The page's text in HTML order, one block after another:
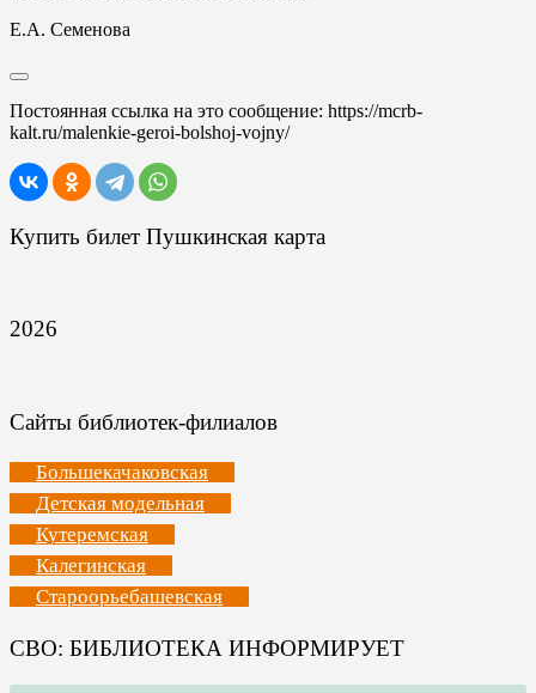
Е.А. Семенова
Постоянная ссылка на это сообщение: https://mcrb-
kalt.ru/malenkie-geroi-bolshoj-vojny/
Купить билет Пушкинская карта
2026
Сайты библиотек-филиалов
Большекачаковская
Детская модельная
Кутеремская
Калегинская
Староорьебашевская
СВО: БИБЛИОТЕКА ИНФОРМИРУЕТ